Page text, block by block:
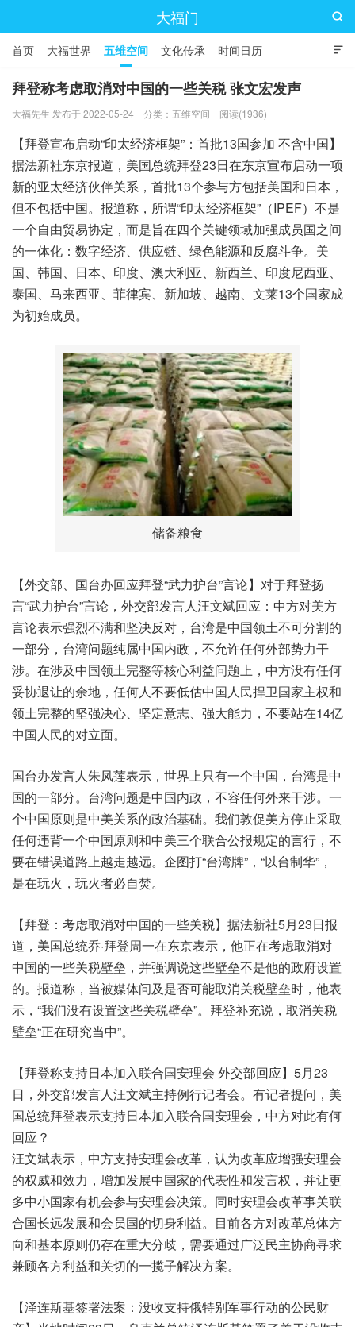
大福门

首页 大福世界 五维空间 文化传承 时间日历

拜登称考虑取消对中国的一些关税 张文宏发声
大福先生 发布于 2022-05-24 分类： 五维空间 阅读(1936)
【拜登宣布启动“印太经济框架”：首批13国参加 不含中国】
据法新社东京报道，美国总统拜登23日在东京宣布启动一项
新的亚太经济伙伴关系，首批13个参与方包括美国和日本，
但不包括中国。报道称，所谓“印太经济框架”（IPEF）不是
一个自由贸易协定，而是旨在四个关键领域加强成员国之间
的一体化：数字经济、供应链、绿色能源和反腐斗争。美
国、韩国、日本、印度、澳大利亚、新西兰、印度尼西亚、
泰国、马来西亚、菲律宾、新加坡、越南、文莱13个国家成
为初始成员。
储备粮食
【外交部、国台办回应拜登“武力护台”言论】对于拜登扬
言“武力护台”言论，外交部发言人汪文斌回应：中方对美方
言论表示强烈不满和坚决反对，台湾是中国领土不可分割的
一部分，台湾问题纯属中国内政，不允许任何外部势力干
涉。在涉及中国领土完整等核心利益问题上，中方没有任何
妥协退让的余地，任何人不要低估中国人民捍卫国家主权和
领土完整的坚强决心、坚定意志、强大能力，不要站在14亿
中国人民的对立面。
国台办发言人朱凤莲表示，世界上只有一个中国，台湾是中
国的一部分。台湾问题是中国内政，不容任何外来干涉。一
个中国原则是中美关系的政治基础。我们敦促美方停止采取
任何违背一个中国原则和中美三个联合公报规定的言行，不
要在错误道路上越走越远。企图打“台湾牌”，“以台制华”，
是在玩火，玩火者必自焚。
【拜登：考虑取消对中国的一些关税】据法新社5月23日报
道，美国总统乔·拜登周一在东京表示，他正在考虑取消对
中国的一些关税壁垒，并强调说这些壁垒不是他的政府设置
的。报道称，当被媒体问及是否可能取消关税壁垒时，他表
示，“我们没有设置这些关税壁垒”。拜登补充说，取消关税
壁垒“正在研究当中”。
【拜登称支持日本加入联合国安理会 外交部回应】5月23
日，外交部发言人汪文斌主持例行记者会。有记者提问，美
国总统拜登表示支持日本加入联合国安理会，中方对此有何
回应？
汪文斌表示，中方支持安理会改革，认为改革应增强安理会
的权威和效力，增加发展中国家的代表性和发言权，并让更
多中小国家有机会参与安理会决策。同时安理会改革事关联
合国长远发展和会员国的切身利益。目前各方对改革总体方
向和基本原则仍存在重大分歧，需要通过广泛民主协商寻求
兼顾各方利益和关切的一揽子解决方案。
【泽连斯基签署法案：没收支持俄特别军事行动的公民财